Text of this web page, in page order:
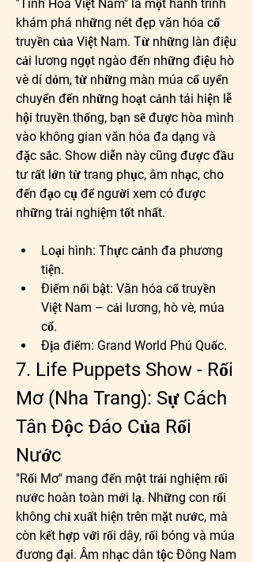
"Tinh Hoa Việt Nam" là một hành trình
khám phá những nét đẹp văn hóa cổ
truyền của Việt Nam. Từ những làn điệu
cải lương ngọt ngào đến những điệu hò
vè dí dỏm, từ những màn múa cổ uyển
chuyển đến những hoạt cảnh tái hiện lễ
hội truyền thống, bạn sẽ được hòa mình
vào không gian văn hóa đa dạng và
đặc sắc. Show diễn này cũng được đầu
tư rất lớn từ trang phục, âm nhạc, cho
đến đạo cụ để người xem có được
những trải nghiệm tốt nhất.
Loại hình: Thực cảnh đa phương
tiện.
Điểm nổi bật: Văn hóa cổ truyền
Việt Nam – cải lương, hò vè, múa
cổ.
Địa điểm: Grand World Phú Quốc.
7. Life Puppets Show - Rối
Mơ (Nha Trang): Sự Cách
Tân Độc Đáo Của Rối
Nước
"Rối Mơ" mang đến một trải nghiệm rối
nước hoàn toàn mới lạ. Những con rối
không chỉ xuất hiện trên mặt nước, mà
còn kết hợp với rối dây, rối bóng và múa
đương đại. Âm nhạc dân tộc Đông Nam